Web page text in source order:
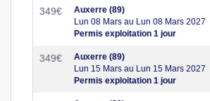
349€
Auxerre (89)
Lun 08 Mars au Lun 08 Mars 2027
Permis exploitation 1 jour
349€
Auxerre (89)
Lun 15 Mars au Lun 15 Mars 2027
Permis exploitation 1 jour